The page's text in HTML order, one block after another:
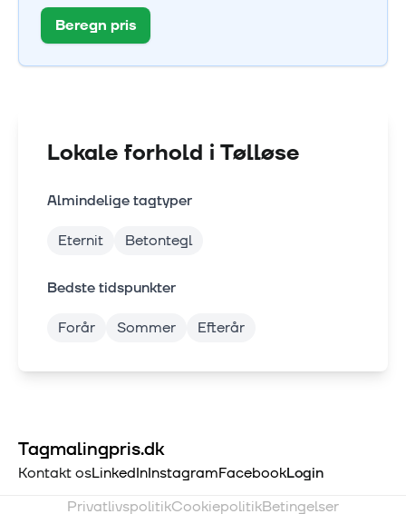
Beregn pris
Lokale forhold i Tølløse
Almindelige tagtyper
Eternit
Betontegl
Bedste tidspunkter
Forår
Sommer Efterår
Tagmalingpris.dk
Kontakt osLinkedInInstagramFacebookLogin
PrivatlivspolitikCookiepolitikBetingelser